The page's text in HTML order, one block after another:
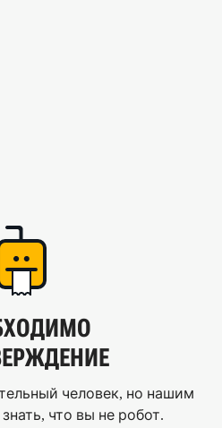
человек, но нашим
что вы не робот.